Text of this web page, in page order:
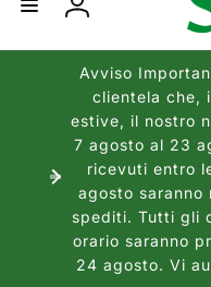
Accedi
Avviso
clientela che,
estive, il nostro
7 agosto al 23
ricevuti entro
agosto saranno
spediti. Tutti gli
orario saranno
24 agosto. Vi